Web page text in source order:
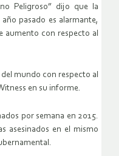
Peligroso” dijo que la
pasado es alarmante,
aumento con respecto al
mundo con respecto al
en su informe.
por semana en 2015.
asesinados en el mismo